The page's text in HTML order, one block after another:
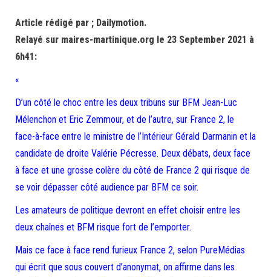
Article rédigé par ; Dailymotion.
Relayé sur maires-martinique.org le 23 September 2021 à
6h41:
«
D’un côté le choc entre les deux tribuns sur BFM Jean-Luc
Mélenchon et Eric Zemmour, et de l’autre, sur France 2, le
face-à-face entre le ministre de l’Intérieur Gérald Darmanin et la
candidate de droite Valérie Pécresse. Deux débats, deux face
à face et une grosse colère du côté de France 2 qui risque de
se voir dépasser côté audience par BFM ce soir.
Les amateurs de politique devront en effet choisir entre les
deux chaînes et BFM risque fort de l’emporter.
Mais ce face à face rend furieux France 2, selon PureMédias
qui écrit que sous couvert d’anonymat, on affirme dans les